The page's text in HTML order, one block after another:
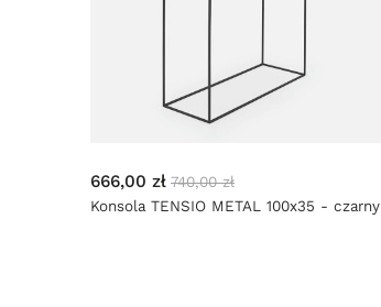
666,00 zł 740,00 zł
Konsola TENSIO METAL 100x35 - czarny